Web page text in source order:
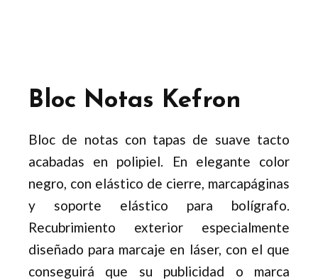
Bloc Notas Kefron
Bloc de notas con tapas de suave tacto
acabadas en polipiel. En elegante color
negro, con elástico de cierre, marcapáginas
y soporte elástico para bolígrafo.
Recubrimiento exterior especialmente
diseñado para marcaje en láser, con el que
conseguirá que su publicidad o marca